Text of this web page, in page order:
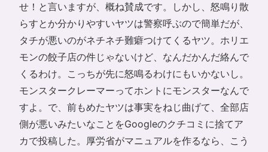
せ！と言いますが、概ね賛成です。しかし、怒鳴り散
らすとか分かりやすいヤツは警察呼ぶので簡単だが、
タチが悪いのがネチネチ難癖つけてくるヤツ。ホリエ
モンの餃子店の件じゃないけど、なんだかんだ絡んで
くるわけ。こっちが先に怒鳴るわけにもいかないし。
モンスタークレーマーってホントにモンスターなんで
すよ。で、前もめたヤツは事実をねじ曲げて、全部店
側が悪いみたいなことをGoogleのクチコミに捨てア
カで投稿した。厚労省がマニュアルを作るなら、こう